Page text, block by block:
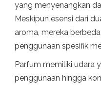
yang menyenangkan
Meskipun esensi dari
aroma, mereka
penggunaan spesifik
Parfum memiliki udara
penggunaan hingga